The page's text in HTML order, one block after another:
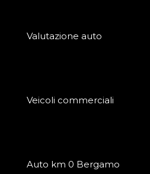
Valutazione auto
Veicoli commerciali
Auto km 0 Bergamo